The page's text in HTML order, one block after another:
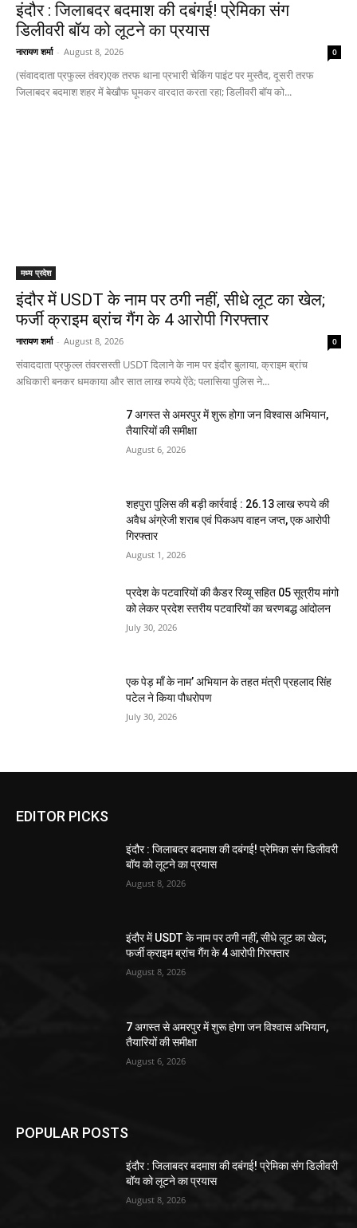
इंदौर : जिलाबदर बदमाश की दबंगई! प्रेमिका संग
डिलीवरी बॉय को लूटने का प्रयास
नारायण शर्मा - August 8, 2026 0
(संवाददाता प्रफुल्ल तंवर)एक तरफ थाना प्रभारी चेकिंग पाइंट पर मुस्तैद, दूसरी तरफ
जिलाबदर बदमाश शहर में बेखौफ घूमकर वारदात करता रहा; डिलीवरी बॉय को...
मध्य प्रदेश
इंदौर में USDT के नाम पर ठगी नहीं, सीधे लूट का खेल;
फर्जी क्राइम ब्रांच गैंग के 4 आरोपी गिरफ्तार
नारायण शर्मा - August 8, 2026 0
संवाददाता प्रफुल्ल तंवरसस्ती USDT दिलाने के नाम पर इंदौर बुलाया, क्राइम ब्रांच
अधिकारी बनकर धमकाया और सात लाख रुपये ऐंठे; पलासिया पुलिस ने...
7 अगस्त से अमरपुर में शुरू होगा जन विश्वास अभियान,
तैयारियों की समीक्षा
August 6, 2026
शहपुरा पुलिस की बड़ी कार्रवाई : 26.13 लाख रुपये की
अवैध अंग्रेजी शराब एवं पिकअप वाहन जप्त, एक आरोपी
गिरफ्तार
August 1, 2026
प्रदेश के पटवारियों की कैडर रिव्यू सहित 05 सूत्रीय मांगो
को लेकर प्रदेश स्तरीय पटवारियों का चरणबद्ध आंदोलन
July 30, 2026
एक पेड़ माँ के नाम’ अभियान के तहत मंत्री प्रहलाद सिंह
पटेल ने किया पौधरोपण
July 30, 2026
EDITOR PICKS
इंदौर : जिलाबदर बदमाश की दबंगई! प्रेमिका संग डिलीवरी
बॉय को लूटने का प्रयास
August 8, 2026
इंदौर में USDT के नाम पर ठगी नहीं, सीधे लूट का खेल;
फर्जी क्राइम ब्रांच गैंग के 4 आरोपी गिरफ्तार
August 8, 2026
7 अगस्त से अमरपुर में शुरू होगा जन विश्वास अभियान,
तैयारियों की समीक्षा
August 6, 2026
POPULAR POSTS
इंदौर : जिलाबदर बदमाश की दबंगई! प्रेमिका संग डिलीवरी
बॉय को लूटने का प्रयास
August 8, 2026